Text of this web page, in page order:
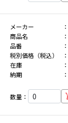
メーカー
商品名
品番
税別価格（税込）
在庫
納期
数量：